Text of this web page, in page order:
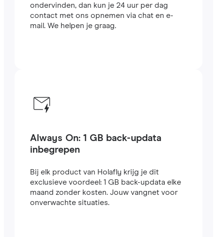
ondervinden, dan kun je 24 uur per dag
contact met ons opnemen via chat en e-
mail. We helpen je graag.
Always On: 1 GB back-updata
inbegrepen
Bij elk product van Holafly krijg je dit
exclusieve voordeel: 1 GB back-updata elke
maand zonder kosten. Jouw vangnet voor
onverwachte situaties.